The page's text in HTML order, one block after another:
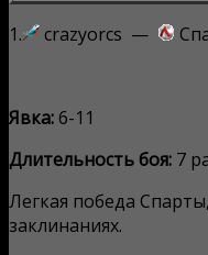
1. crazyorcs —
Явка:6-11
Длительность боя: 7
Легкая победа
заклинаниях.